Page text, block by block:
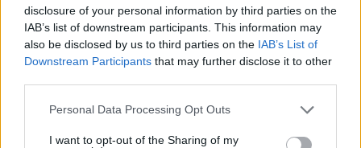
disclosure of your personal information by third parties on the
IAB’s list of downstream participants. This information may
also be disclosed by us to third parties on the IAB’s List of
Downstream Participants that may further disclose it to other
Personal Data Processing Opt Outs
I want to opt-out of the Sharing of my